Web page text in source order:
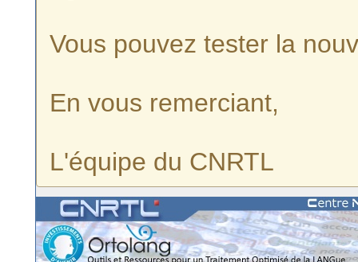
Vous pouvez tester la
En vous remerciant,
L'équipe du CNRTL